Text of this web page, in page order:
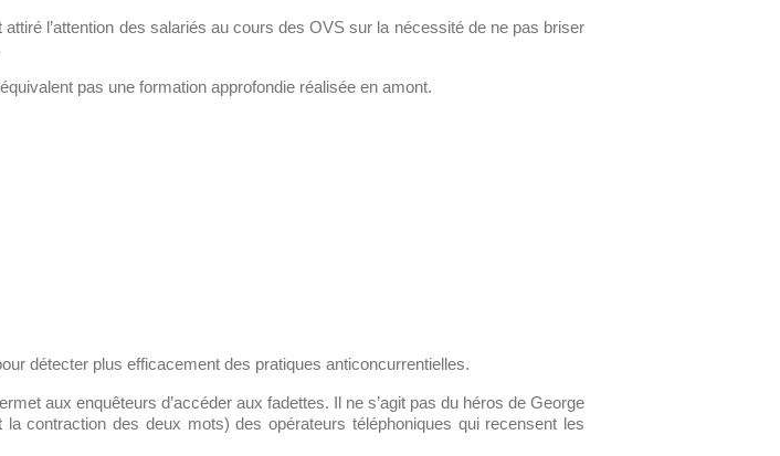
l’attention des salariés au cours des OVS sur la nécessité de ne pas briser
pas une formation approfondie réalisée en amont.
détecter plus efficacement des pratiques anticoncurrentielles.
aux enquêteurs d’accéder aux fadettes. Il ne s’agit pas du héros de George
contraction des deux mots) des opérateurs téléphoniques qui recensent les